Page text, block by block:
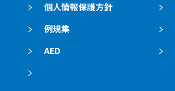
個人情報保護方針
例規集
AED